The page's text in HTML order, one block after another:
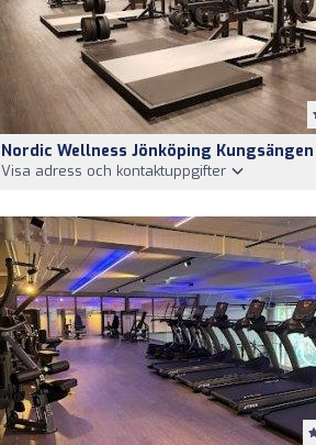
Nordic Wellness Jönköping Kungsängen
Visa adress och kontaktuppgifter